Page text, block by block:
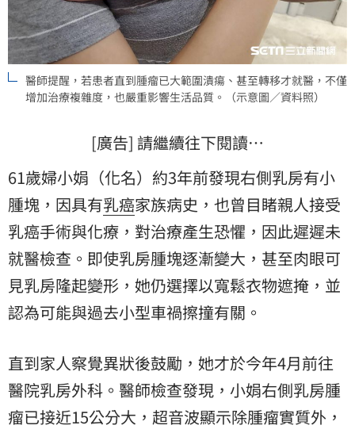
醫師提醒，若患者直到腫瘤已大範圍潰瘍、甚至轉移才就醫，不僅
增加治療複雜度，也嚴重影響生活品質。（示意圖／資料照）
[廣告] 請繼續往下閱讀…
61歲婦小娟（化名）約3年前發現右側乳房有小
腫塊 ，因具有乳癌家族病史，也曾目睹親人接受
乳癌手術與化療，對治療產生恐懼，因此遲遲未
就醫檢查。即使乳房腫塊逐漸變大，甚至肉眼可
見乳房隆起變形，她仍選擇以寬鬆衣物遮掩，並
認為可能與過去小型車禍擦撞有關。
直到家人察覺異狀後鼓勵，她才於今年4月前往
醫院乳房外科。醫師檢查發現，小娟右側乳房腫
瘤已接近15公分大，超音波顯示除腫瘤實質外，